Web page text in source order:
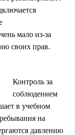
мало из-за
своих прав.
Контроль за
соблюдением
в учебном
на
давлению